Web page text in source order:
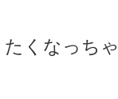
くなっち